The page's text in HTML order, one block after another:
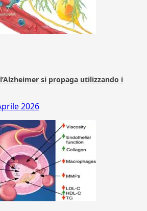
si propaga utilizzando i
2026